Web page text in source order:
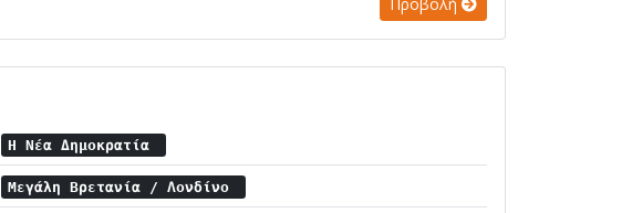
Η Νέα Δημοκρατία
Μεγάλη Βρετανία / Λονδίνο